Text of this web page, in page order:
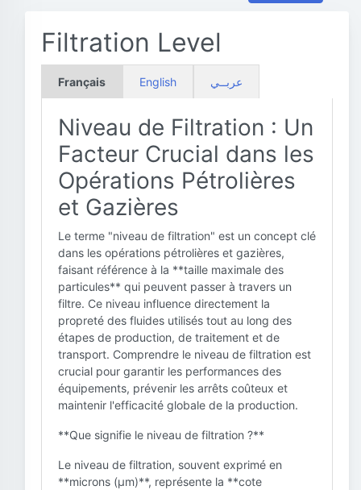
Filtration Level
Français English عربــي
Niveau de Filtration : Un
Facteur Crucial dans les
Opérations Pétrolières
et Gazières
Le terme "niveau de filtration" est un concept clé
dans les opérations pétrolières et gazières,
faisant référence à la **taille maximale des
particules** qui peuvent passer à travers un
filtre. Ce niveau influence directement la
propreté des fluides utilisés tout au long des
étapes de production, de traitement et de
transport. Comprendre le niveau de filtration est
crucial pour garantir les performances des
équipements, prévenir les arrêts coûteux et
maintenir l'efficacité globale de la production.
**Que signifie le niveau de filtration ?**
Le niveau de filtration, souvent exprimé en
**microns (µm)**, représente la **cote